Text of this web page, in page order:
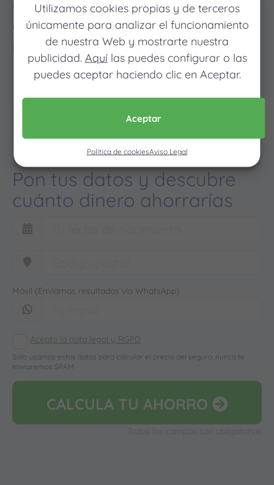
Utilizamos cookies propias y de terceros
únicamente para analizar el funcionamiento
de nuestra Web y mostrarte nuestra
publicidad. Aquílas puedes configurar o las
puedes aceptar haciendo clic en Aceptar.
Aceptar
Política de cookiesAviso Legal
cuando vayas mucho pagarás
como con un seguro médico
normal
Pon tus datos y descubre
cuánto dinero ahorrarías
Móvil (Enviamos resultados vía WhatsApp)
Acepto la nota legal y RGPD
Solo usamos estos datos para calcular el precio del seguro, nunca te
enviaremos SPAM
CALCULA TU AHORRO